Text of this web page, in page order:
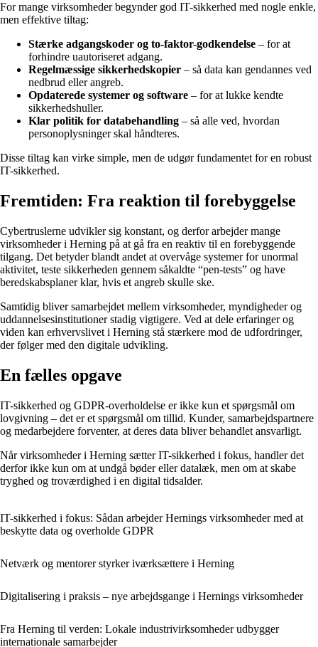
For mange virksomheder begynder god IT-sikkerhed med nogle enkle,
men effektive tiltag:
Stærke adgangskoder og to-faktor-godkendelse – for at
forhindre uautoriseret adgang.
Regelmæssige sikkerhedskopier – så data kan gendannes ved
nedbrud eller angreb.
Opdaterede systemer og software – for at lukke kendte
sikkerhedshuller.
Klar politik for databehandling – så alle ved, hvordan
personoplysninger skal håndteres.
Disse tiltag kan virke simple, men de udgør fundamentet for en robust
IT-sikkerhed.
Fremtiden: Fra reaktion til forebyggelse
Cybertruslerne udvikler sig konstant, og derfor arbejder mange
virksomheder i Herning på at gå fra en reaktiv til en forebyggende
tilgang. Det betyder blandt andet at overvåge systemer for unormal
aktivitet, teste sikkerheden gennem såkaldte “pen-tests” og have
beredskabsplaner klar, hvis et angreb skulle ske.
Samtidig bliver samarbejdet mellem virksomheder, myndigheder og
uddannelsesinstitutioner stadig vigtigere. Ved at dele erfaringer og
viden kan erhvervslivet i Herning stå stærkere mod de udfordringer,
der følger med den digitale udvikling.
En fælles opgave
IT-sikkerhed og GDPR-overholdelse er ikke kun et spørgsmål om
lovgivning – det er et spørgsmål om tillid. Kunder, samarbejdspartnere
og medarbejdere forventer, at deres data bliver behandlet ansvarligt.
Når virksomheder i Herning sætter IT-sikkerhed i fokus, handler det
derfor ikke kun om at undgå bøder eller datalæk, men om at skabe
tryghed og troværdighed i en digital tidsalder.
IT-sikkerhed i fokus: Sådan arbejder Hernings virksomheder med at
beskytte data og overholde GDPR
Netværk og mentorer styrker iværksættere i Herning
Digitalisering i praksis – nye arbejdsgange i Hernings virksomheder
Fra Herning til verden: Lokale industrivirksomheder udbygger
internationale samarbejder